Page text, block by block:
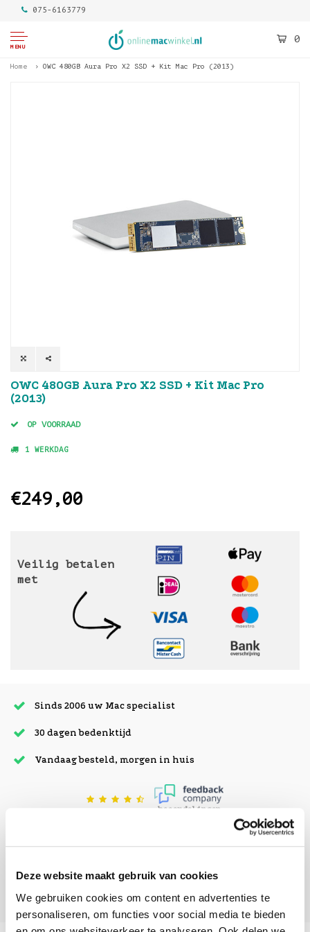
Deze website maakt gebruik van cookies
We gebruiken cookies om content en advertenties te
personaliseren, om functies voor social media te bieden
075-6163779
MENU
0
Home OWC 480GB Aura Pro X2 SSD + Kit Mac Pro (2013)
OWC 480GB Aura Pro X2 SSD + Kit Mac Pro
(2013)
OP VOORRAAD
1 WERKDAG
€249,00
Veilig betalen
met
Sinds 2006 uw Mac specialist
30 dagen bedenktijd
Vandaag besteld, morgen in huis
beoordelingen